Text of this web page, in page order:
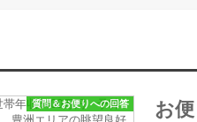
質問＆お便りへの回答
お